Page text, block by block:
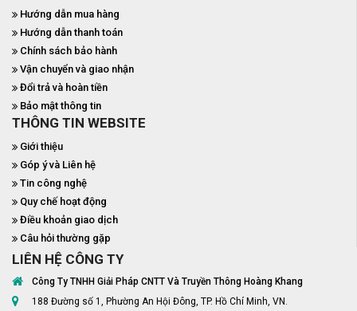
Hướng dẫn mua hàng
Hướng dẫn thanh toán
Chính sách bảo hành
Vận chuyển và giao nhận
Đổi trả và hoàn tiền
Bảo mật thông tin
THÔNG TIN WEBSITE
Giới thiệu
Góp ý và Liên hệ
Tin công nghệ
Quy chế hoạt động
Điều khoản giao dịch
Câu hỏi thường gặp
LIÊN HỆ CÔNG TY
Công Ty TNHH Giải Pháp CNTT Và Truyền Thông Hoàng Khang
188 Đường số 1, Phường An Hội Đông, TP. Hồ Chí Minh, VN.